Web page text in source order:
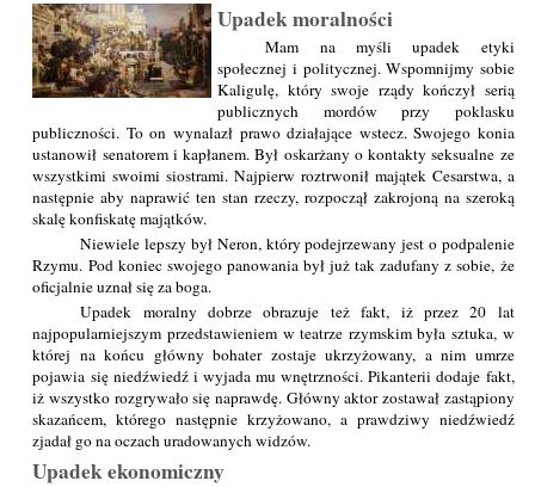
Upadek moralności
Mam na myśli upadek etyki
społecznej i politycznej. Wspomnijmy sobie
Kaligulę, który swoje rządy kończył serią
publicznych mordów przy poklasku
publiczności. To on wynalazł prawo działające wstecz. Swojego konia
ustanowił senatorem i kapłanem. Był oskarżany o kontakty seksualne ze
wszystkimi swoimi siostrami. Najpierw roztrwonił majątek Cesarstwa, a
następnie aby naprawić ten stan rzeczy, rozpoczął zakrojoną na szeroką
skalę konfiskatę majątków.
Niewiele lepszy był Neron, który podejrzewany jest o podpalenie
Rzymu. Pod koniec swojego panowania był już tak zadufany z sobie, że
oficjalnie uznał się za boga.
Upadek moralny dobrze obrazuje też fakt, iż przez 20 lat
najpopularniejszym przedstawieniem w teatrze rzymskim była sztuka, w
której na końcu główny bohater zostaje ukrzyżowany, a nim umrze
pojawia się niedźwiedź i wyjada mu wnętrzności. Pikanterii dodaje fakt,
iż wszystko rozgrywało się naprawdę. Główny aktor zostawał zastąpiony
skazańcem, którego następnie krzyżowano, a prawdziwy niedźwiedź
zjadał go na oczach uradowanych widzów.
Upadek ekonomiczny